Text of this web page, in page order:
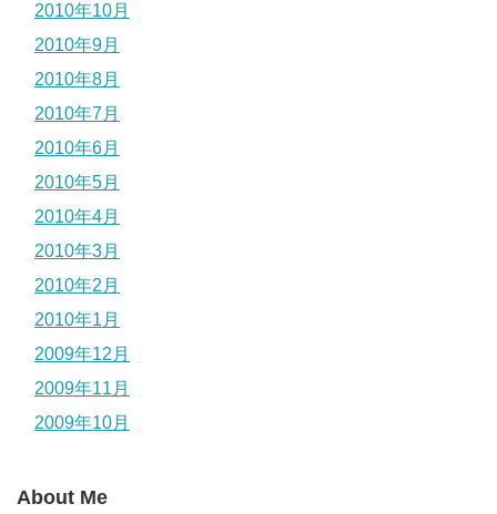
2010年10月
2010年9月
2010年8月
2010年7月
2010年6月
2010年5月
2010年4月
2010年3月
2010年2月
2010年1月
2009年12月
2009年11月
2009年10月
About Me